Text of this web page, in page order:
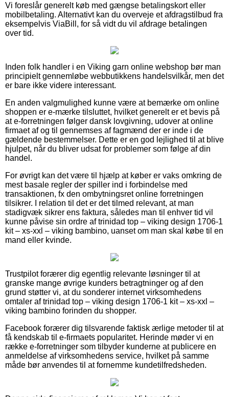
Vi foreslår generelt køb med gængse betalingskort eller
mobilbetaling. Alternativt kan du overveje et afdragstilbud fra
eksempelvis ViaBill, for så vidt du vil afdrage betalingen
over tid.
Inden folk handler i en Viking garn online webshop bør man
principielt gennemløbe webbutikkens handelsvilkår, men det
er bare ikke videre interessant.
En anden valgmulighed kunne være at bemærke om online
shoppen er e-mærke tilsluttet, hvilket generelt er et bevis på
at e-forretningen følger dansk lovgivning, udover at online
firmaet af og til gennemses af fagmænd der er inde i de
gældende bestemmelser. Dette er en god lejlighed til at blive
hjulpet, når du bliver udsat for problemer som følge af din
handel.
For øvrigt kan det være til hjælp at køber er vaks omkring de
mest basale regler der spiller ind i forbindelse med
transaktionen, fx den ombytningsret online forretningen
tilsikrer. I relation til det er det tilmed relevant, at man
stadigvæk sikrer ens faktura, således man til enhver tid vil
kunne påvise sin ordre af trinidad top – viking design 1706-1
kit – xs-xxl – viking bambino, uanset om man skal købe til en
mand eller kvinde.
Trustpilot forærer dig egentlig relevante løsninger til at
granske mange øvrige kunders betragtninger og af den
grund støtter vi, at du sonderer internet virksomhedens
omtaler af trinidad top – viking design 1706-1 kit – xs-xxl –
viking bambino forinden du shopper.
Facebook forærer dig tilsvarende faktisk ærlige metoder til at
få kendskab til e-firmaets popularitet. Herinde møder vi en
række e-forretninger som tilbyder kunderne at publicere en
anmeldelse af virksomhedens service, hvilket på samme
måde bør anvendes til at fornemme kundetilfredsheden.